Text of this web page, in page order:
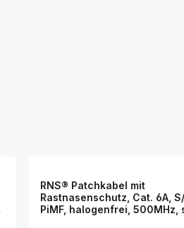
RNS® Patchkabel mit
Rastnasenschutz, Cat. 6A, S/
PiMF, halogenfrei, 500MHz,